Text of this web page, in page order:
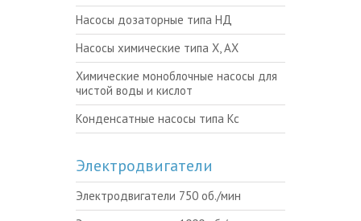
Насосы дозаторные типа НД
Насосы химические типа Х, АХ
Химические моноблочные насосы для
чистой воды и кислот
Конденсатные насосы типа Кс
Электродвигатели
Электродвигатели 750 об./мин